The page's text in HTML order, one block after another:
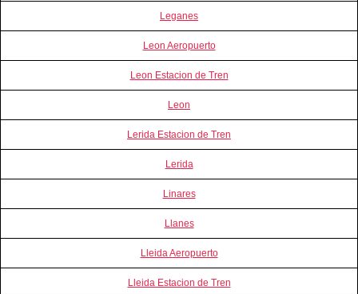
Leganes
Leon Aeropuerto
Leon Estacion de Tren
Leon
Lerida Estacion de Tren
Lerida
Linares
Llanes
Lleida Aeropuerto
Lleida Estacion de Tren